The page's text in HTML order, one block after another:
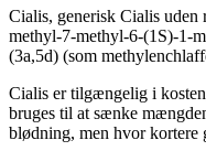
Cialis, generisk Cialis
methyl-7-methyl-6-(1S)-1-
(3a,5d) (som
Cialis er tilgængelig i
bruges til at sænke
blødning, men hvor